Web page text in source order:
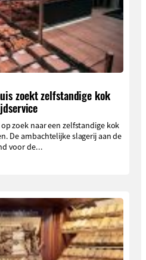
zoekt zelfstandige kok
zoek naar een zelfstandige kok
De ambachtelijke slagerij aan de
voor de...